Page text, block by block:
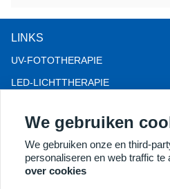
LINKS
UV-FOTOTHERAPIE
LED-LICHTTHERAPIE
COLPOSCOOP
MEER PRODUCTEN
Copyright® 2018 Kernel
We gebruiken
We gebruiken onze en third-
personaliseren en web traffic te
over cookies